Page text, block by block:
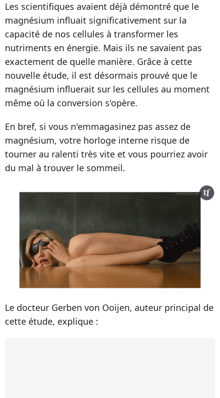
Les scientifiques avaient déjà démontré que le
magnésium influait significativement sur la
capacité de nos cellules à transformer les
nutriments en énergie. Mais ils ne savaient pas
exactement de quelle manière. Grâce à cette
nouvelle étude, il est désormais prouvé que le
magnésium influerait sur les cellules au moment
même où la conversion s'opère.
En bref, si vous n'emmagasinez pas assez de
magnésium, votre horloge interne risque de
tourner au ralenti très vite et vous pourriez avoir
du mal à trouver le sommeil.
Le docteur Gerben von Ooijen, auteur principal de
cette étude, explique :